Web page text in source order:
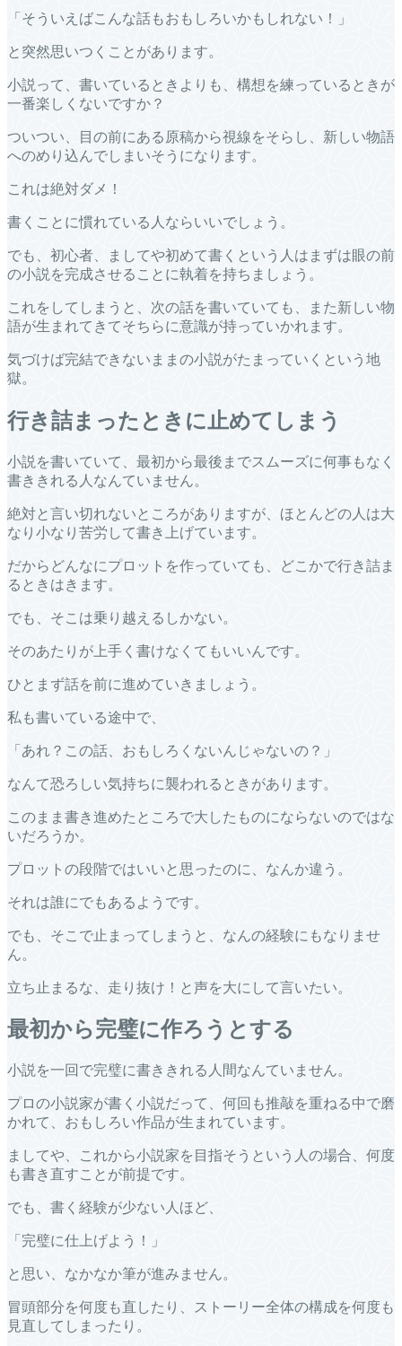
「そういえばこんな話もおもしろいかもしれない！」
と突然思いつくことがあります。
小説って、書いているときよりも、構想を練っているときが
一番楽しくないですか？
ついつい、目の前にある原稿から視線をそらし、新しい物語
へのめり込んでしまいそうになります。
これは絶対ダメ！
書くことに慣れている人ならいいでしょう。
でも、初心者、ましてや初めて書くという人はまずは眼の前
の小説を完成させることに執着を持ちましょう。
これをしてしまうと、次の話を書いていても、また新しい物
語が生まれてきてそちらに意識が持っていかれます。
気づけば完結できないままの小説がたまっていくという地
獄。
行き詰まったときに止めてしまう
小説を書いていて、最初から最後までスムーズに何事もなく
書ききれる人なんていません。
絶対と言い切れないところがありますが、ほとんどの人は大
なり小なり苦労して書き上げています。
だからどんなにプロットを作っていても、どこかで行き詰ま
るときはきます。
でも、そこは乗り越えるしかない。
そのあたりが上手く書けなくてもいいんです。
ひとまず話を前に進めていきましょう。
私も書いている途中で、
「あれ？この話、おもしろくないんじゃないの？」
なんて恐ろしい気持ちに襲われるときがあります。
このまま書き進めたところで大したものにならないのではな
いだろうか。
プロットの段階ではいいと思ったのに、なんか違う。
それは誰にでもあるようです。
でも、そこで止まってしまうと、なんの経験にもなりませ
ん。
立ち止まるな、走り抜け！と声を大にして言いたい。
最初から完璧に作ろうとする
小説を一回で完璧に書ききれる人間なんていません。
プロの小説家が書く小説だって、何回も推敲を重ねる中で磨
かれて、おもしろい作品が生まれています。
ましてや、これから小説家を目指そうという人の場合、何度
も書き直すことが前提です。
でも、書く経験が少ない人ほど、
「完璧に仕上げよう！」
と思い、なかなか筆が進みません。
冒頭部分を何度も直したり、ストーリー全体の構成を何度も
見直してしまったり。